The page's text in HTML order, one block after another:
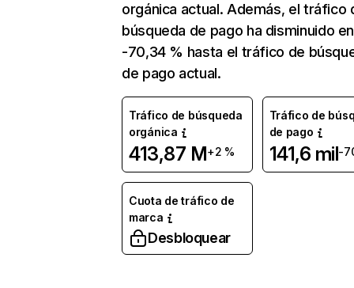
orgánica actual. Además, el tráfico
búsqueda de pago ha disminuido en
-70,34 % hasta el tráfico de
de pago actual.
Tráfico de búsqueda
orgánica
413,87 M+2 %
Tráfico de
de pago
141,6 mil-
Cuota de tráfico de
marca
Desbloquear